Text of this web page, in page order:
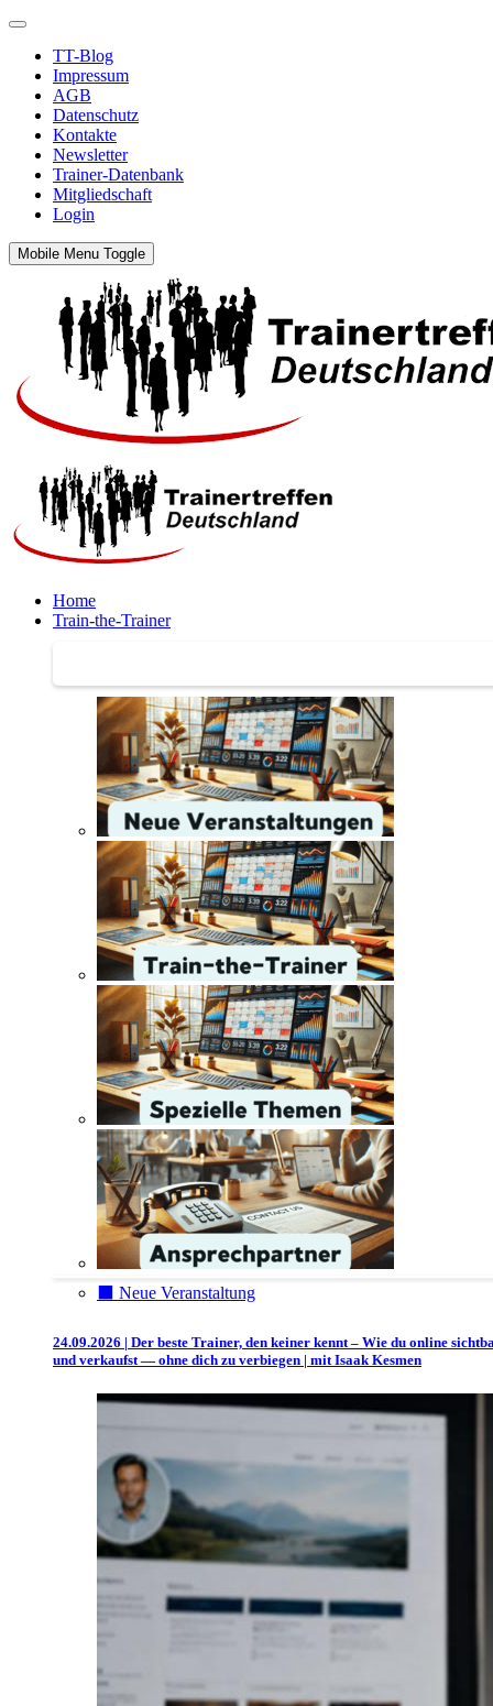
TT-Blog
Impressum
AGB
Datenschutz
Kontakte
Newsletter
Trainer-Datenbank
Mitgliedschaft
Login
Mobile Menu Toggle
Home
Train-the-Trainer
⬛️ Neue Veranstaltung
24.09.2026 | Der beste Trainer, den keiner kennt – Wie du online
und verkaufst — ohne dich zu verbiegen | mit Isaak Kesmen